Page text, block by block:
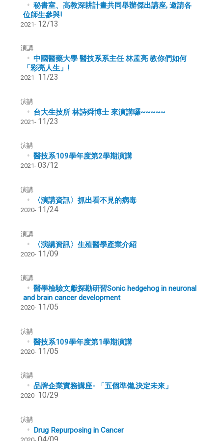
秘書室、高教深耕計畫共同舉辦傑出講座, 邀請各
位師生參與!
2021- 12/13
演講
中國醫藥大學 醫技系系主任 林孟亮 教你們如何
「彩亮人生」!
2021- 11/23
演講
台大生技所 林詩舜博士 來演講囉~~~~~
2021- 11/23
演講
醫技系109學年度第2學期演講
2021- 03/12
演講
〈演講資訊〉抓出看不見的病毒
2020- 11/24
演講
〈演講資訊〉生殖醫學產業介紹
2020- 11/09
演講
醫學檢驗文獻探勘研習Sonic hedgehog in neuronal
and brain cancer development
2020- 11/05
演講
醫技系109學年度第1學期演講
2020- 11/05
演講
品牌企業實務講座- 「五個準備,決定未來」
2020- 10/29
演講
Drug Repurposing in Cancer